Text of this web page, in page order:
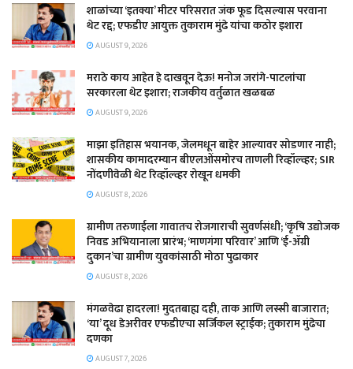
शाळांच्या ‘इतक्या’ मीटर परिसरात जंक फूड दिसल्यास परवाना
थेट रद्द; एफडीए आयुक्त तुकाराम मुंढे यांचा कठोर इशारा
AUGUST 9, 2026
मराठे काय आहेत हे दाखवून देऊ! मनोज जरांगे-पाटलांचा
सरकारला थेट इशारा; राजकीय वर्तुळात खळबळ
AUGUST 9, 2026
माझा इतिहास भयानक, जेलमधून बाहेर आल्यावर सोडणार नाही;
शासकीय कामादरम्यान बीएलओंसमोरच ताणली रिव्हॉल्व्हर; SIR
नोंदणीवेळी थेट रिव्हॉल्व्हर रोखून धमकी
AUGUST 8, 2026
​ग्रामीण तरुणाईला गावातच रोजगाराची सुवर्णसंधी; ‘कृषि उद्योजक
निवड अभियानाला प्रारंभ; ‘माणगंगा परिवार’ आणि ‘ई-ॲग्री
दुकान’चा ग्रामीण युवकांसाठी मोठा पुढाकार
AUGUST 8, 2026
​मंगळवेढा हादरला! मुदतबाह्य दही, ताक आणि लस्सी बाजारात;
‘या’ दूध डेअरीवर एफडीएचा सर्जिकल स्ट्राईक; ​तुकाराम मुंढेचा
दणका
AUGUST 7, 2026